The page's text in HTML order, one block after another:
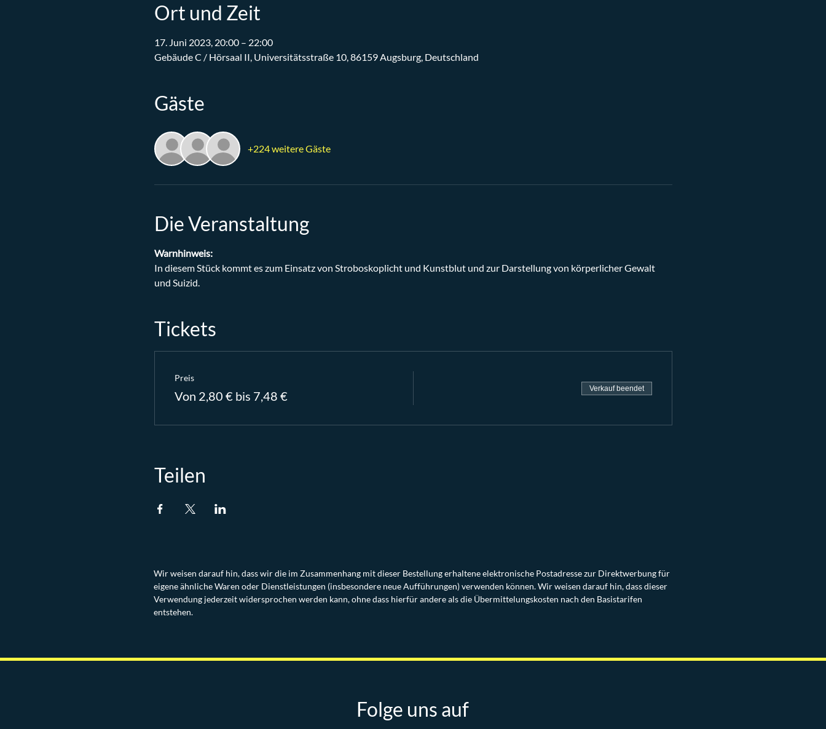
Ort und Zeit
17. Juni 2023, 20:00 – 22:00
Gebäude C / Hörsaal II, Universitätsstraße 10, 86159 Augsburg, Deutschland
Gäste
+224 weitere Gäste
Die Veranstaltung
Warnhinweis:
In diesem Stück kommt es zum Einsatz von Stroboskoplicht und Kunstblut und zur Darstellung von körperlicher Gewalt
und Suizid.
Tickets
Preis
Von 2,80 € bis 7,48 €
Verkauf beendet
Teilen
Wir weisen darauf hin, dass wir die im Zusammenhang mit dieser Bestellung erhaltene elektronische Postadresse zur Direktwerbung für
eigene ähnliche Waren oder Dienstleistungen (insbesondere neue Aufführungen) verwenden können. Wir weisen darauf hin, dass dieser
Verwendung jederzeit widersprochen werden kann, ohne dass hierfür andere als die Übermittelungskosten nach den Basistarifen
entstehen.
Folge uns auf